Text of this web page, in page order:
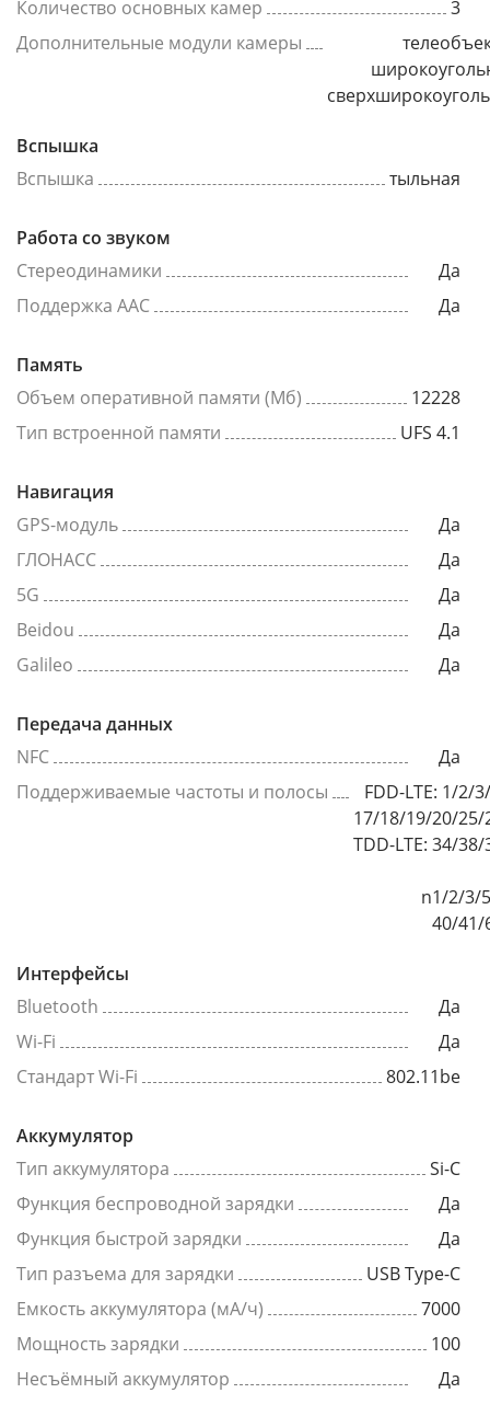
Количество основных камер
3
Дополнительные модули камеры
Вспышка
Вспышка
тыльная
Работа со звуком
Стереодинамики
Да
Поддержка AAC
Да
Память
Объем оперативной памяти (Мб)
12228
Тип встроенной памяти
UFS 4.1
Навигация
GPS-модуль
Да
ГЛОНАСС
Да
5G
Да
Beidou
Да
Galileo
Да
Передача данных
NFC
Да
Поддерживаемые частоты и полосы
FDD-LTE: 1/2/
17/18/19/20/
TDD-LTE: 34/
n1/2/3/
40/41/
Интерфейсы
Bluetooth
Да
Wi-Fi
Да
Стандарт Wi-Fi
802.11be
Аккумулятор
Тип аккумулятора
Si-C
Функция беспроводной зарядки
Да
Функция быстрой зарядки
Да
Тип разъема для зарядки
USB Type-C
Емкость аккумулятора (мА/ч)
7000
Мощность зарядки
100
Несъёмный аккумулятор
Да